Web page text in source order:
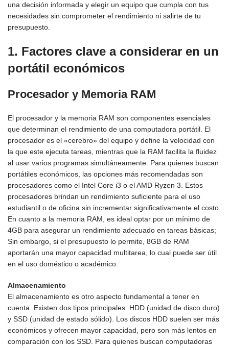
una decisión informada y elegir un equipo que cumpla con tus
necesidades sin comprometer el rendimiento ni salirte de tu
presupuesto.
1. Factores clave a considerar en un
portátil económicos
Procesador y Memoria RAM
El procesador y la memoria RAM son componentes esenciales
que determinan el rendimiento de una computadora portátil. El
procesador es el «cerebro» del equipo y define la velocidad con
la que este ejecuta tareas, mientras que la RAM facilita la fluidez
al usar varios programas simultáneamente. Para quienes buscan
portátiles económicos, las opciones más recomendadas son
procesadores como el Intel Core i3 o el AMD Ryzen 3. Estos
procesadores brindan un rendimiento suficiente para el uso
estudiantil o de oficina sin incrementar significativamente el costo.
En cuanto a la memoria RAM, es ideal optar por un mínimo de
4GB para asegurar un rendimiento adecuado en tareas básicas;
Sin embargo, si el presupuesto lo permite, 8GB de RAM
aportarán una mayor capacidad multitarea, lo cual puede ser útil
en el uso doméstico o académico.
Almacenamiento
El almacenamiento es otro aspecto fundamental a tener en
cuenta. Existen dos tipos principales: HDD (unidad de disco duro)
y SSD (unidad de estado sólido). Los discos HDD suelen ser más
económicos y ofrecen mayor capacidad, pero son más lentos en
comparación con los SSD. Para quienes buscan computadoras